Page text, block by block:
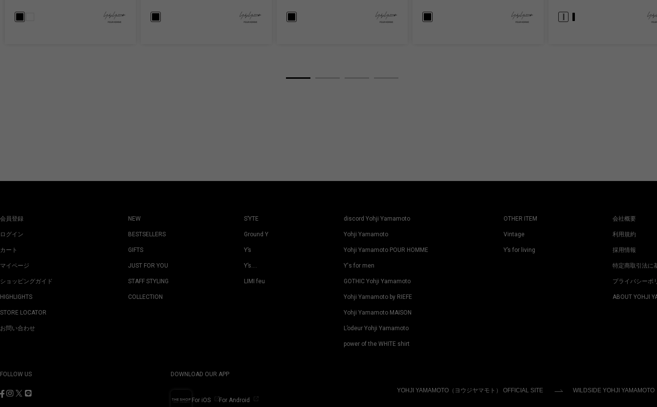
会員登録
ログイン
カート
マイページ
ショッピングガイド
HIGHLIGHTS
STORE LOCATOR
お問い合わせ
NEW
BESTSELLERS
GIFTS
JUST FOR YOU
STAFF STYLING
COLLECTION
S’YTE
Ground Y
Y’s
Y’s….
LIMI feu
discord Yohji Yamamoto
Yohji Yamamoto
Yohji Yamamoto POUR HOMME
Y's for men
GOTHIC Yohji Yamamoto
Yohji Yamamoto by RIEFE
Yohji Yamamoto MAISON
L’odeur Yohji Yamamoto
power of the WHITE shirt
OTHER ITEM
Vintage
Y’s for living
会社概要
利用規約
採用情報
特定商取引法に
プライバシーポ
ABOUT YOHJI
FOLLOW US DOWNLOAD OUR APP
For iOS For Android
YOHJI YAMAMOTO（ヨウジヤマモト） OFFICIAL SITE WILDSIDE YOHJI YAMAMOTO